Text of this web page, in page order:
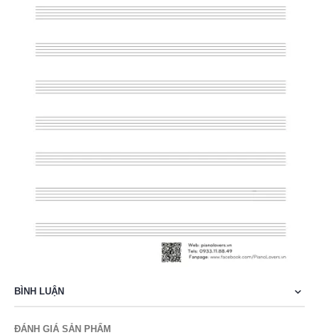
BÌNH LUẬN
ĐÁNH GIÁ SẢN PHẨM